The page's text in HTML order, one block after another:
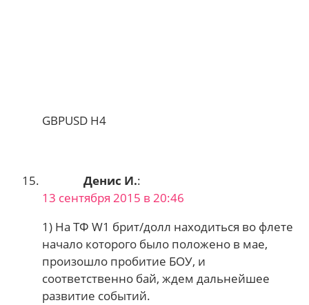
GBPUSD H4
Денис И.:
13 сентября 2015 в 20:46
1) На ТФ W1 брит/долл находиться во флете
начало которого было положено в мае,
произошло пробитие БОУ, и
соответственно бай, ждем дальнейшее
развитие событий.